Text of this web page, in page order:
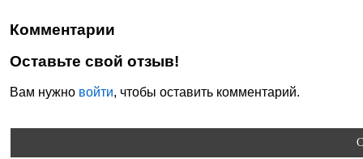
Комментарии
Оставьте свой отзыв!
Вам нужно войти, чтобы оставить комментарий.